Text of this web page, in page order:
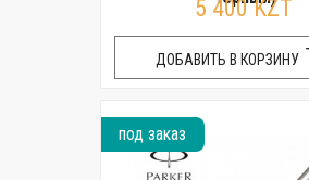
5 400 KZT
ДОБАВИТЬ В КОРЗИНУ
под заказ